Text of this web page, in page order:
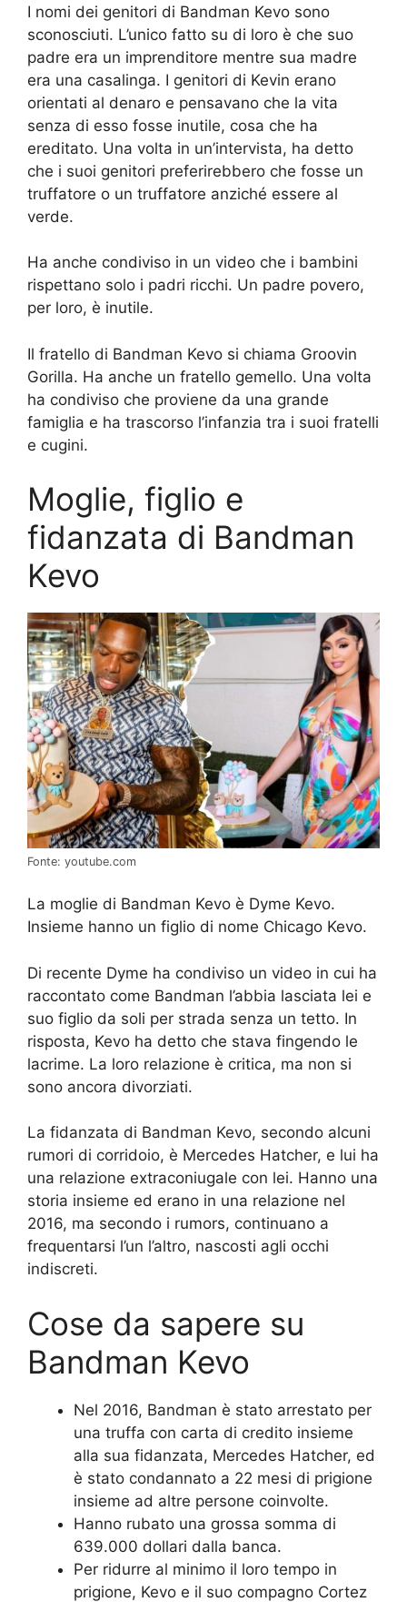
I nomi dei genitori di Bandman Kevo sono
sconosciuti. L’unico fatto su di loro è che suo
padre era un imprenditore mentre sua madre
era una casalinga. I genitori di Kevin erano
orientati al denaro e pensavano che la vita
senza di esso fosse inutile, cosa che ha
ereditato. Una volta in un’intervista, ha detto
che i suoi genitori preferirebbero che fosse un
truffatore o un truffatore anziché essere al
verde.
Ha anche condiviso in un video che i bambini
rispettano solo i padri ricchi. Un padre povero,
per loro, è inutile.
Il fratello di Bandman Kevo si chiama Groovin
Gorilla. Ha anche un fratello gemello. Una volta
ha condiviso che proviene da una grande
famiglia e ha trascorso l’infanzia tra i suoi fratelli
e cugini.
Moglie, figlio e
fidanzata di Bandman
Kevo
Fonte: youtube.com
La moglie di Bandman Kevo è Dyme Kevo.
Insieme hanno un figlio di nome Chicago Kevo.
Di recente Dyme ha condiviso un video in cui ha
raccontato come Bandman l’abbia lasciata lei e
suo figlio da soli per strada senza un tetto. In
risposta, Kevo ha detto che stava fingendo le
lacrime. La loro relazione è critica, ma non si
sono ancora divorziati.
La fidanzata di Bandman Kevo, secondo alcuni
rumori di corridoio, è Mercedes Hatcher, e lui ha
una relazione extraconiugale con lei. Hanno una
storia insieme ed erano in una relazione nel
2016, ma secondo i rumors, continuano a
frequentarsi l’un l’altro, nascosti agli occhi
indiscreti.
Cose da sapere su
Bandman Kevo
Nel 2016, Bandman è stato arrestato per
una truffa con carta di credito insieme
alla sua fidanzata, Mercedes Hatcher, ed
è stato condannato a 22 mesi di prigione
insieme ad altre persone coinvolte.
Hanno rubato una grossa somma di
639.000 dollari dalla banca.
Per ridurre al minimo il loro tempo in
prigione, Kevo e il suo compagno Cortez